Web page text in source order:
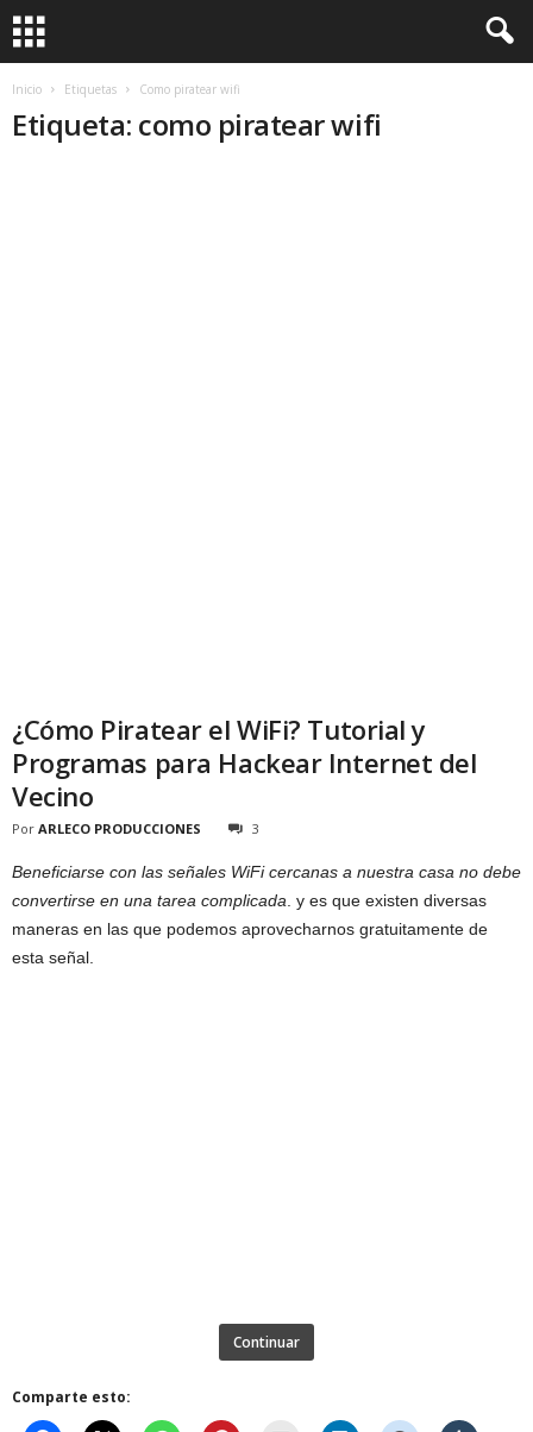
Inicio Etiquetas Como piratear wifi
Etiqueta: como piratear wifi
¿Cómo Piratear el WiFi? Tutorial y
Programas para Hackear Internet del
Vecino
Por ARLECO PRODUCCIONES 3
Beneficiarse con las señales WiFi cercanas a nuestra casa no debe
convertirse en una tarea complicada . y es que existen diversas
maneras en las que podemos aprovecharnos gratuitamente de
esta señal.
Continuar
Comparte esto: